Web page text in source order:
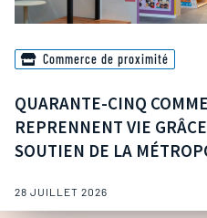
Commerce de proximité
QUARANTE-CINQ
REPRENNENT VIE
SOUTIEN DE LA
28 JUILLET 2026